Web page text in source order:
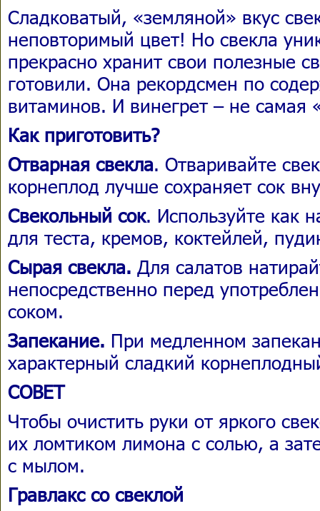
Сладковатый, «земляной» вкус
неповторимый цвет! Но свекла
прекрасно хранит свои полезные
готовили. Она рекордсмен по
витаминов. И винегрет – не самая
Как приготовить?
Отварная свекла. Отваривайте
корнеплод лучше сохраняет сок
Свекольный сок. Используйте как
для теста, кремов, коктейлей,
Сырая свекла. Для салатов
непосредственно перед
соком.
Запекание. При медленном
характерный сладкий
СОВЕТ
Чтобы очистить руки от яркого
их ломтиком лимона с солью, а
с мылом.
Гравлакс со свеклой